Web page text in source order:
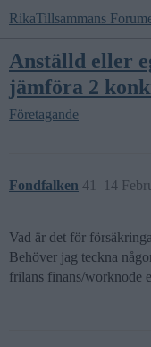
RikaTillsammans
Anställd eller
jämföra 2
Företagande
Fondfalken 14
41
Vad är det för
Behöver jag teckna
frilans finans/worknode